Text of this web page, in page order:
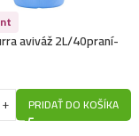
aviváž 2L/40praní-
PRIDAŤ DO KOŠÍKA